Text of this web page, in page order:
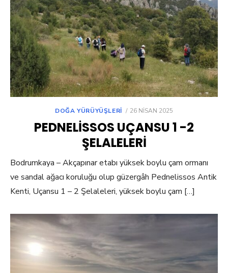
DOĞA YÜRÜYÜŞLERI
POSTED
26 NISAN 2025
PEDNELISSOS UÇANSU 1 -2
ŞELALELERI
Bodrumkaya – Akçapınar etabı yüksek boylu çam ormanı
ve sandal ağacı koruluğu olup güzergâh Pednelissos Antik
Kenti, Uçansu 1 – 2 Şelaleleri, yüksek boylu çam […]